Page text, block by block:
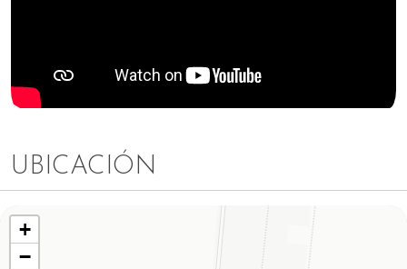
UBICACIÓN
+
−